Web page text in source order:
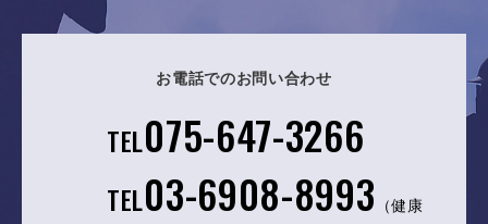
お電話でのお問い合わせ
TEL075-647-3266
TEL03-6908-8993 （健康